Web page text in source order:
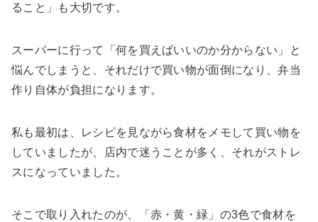
ること」も大切です。
スーパーに行って「何を買えばいいのか分からない」と
悩んでしまうと、それだけで買い物が面倒になり、弁当
作り自体が負担になります。
私も最初は、レシピを見ながら食材をメモして買い物を
していましたが、店内で迷うことが多く、それがストレ
スになっていました。
そこで取り入れたのが、「赤・黄・緑」の3色で食材を